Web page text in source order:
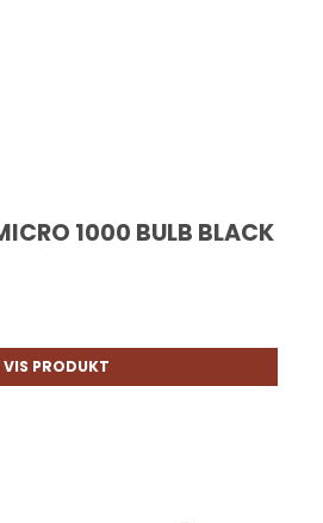
1000 BULB BLACK
VIS PRODUKT